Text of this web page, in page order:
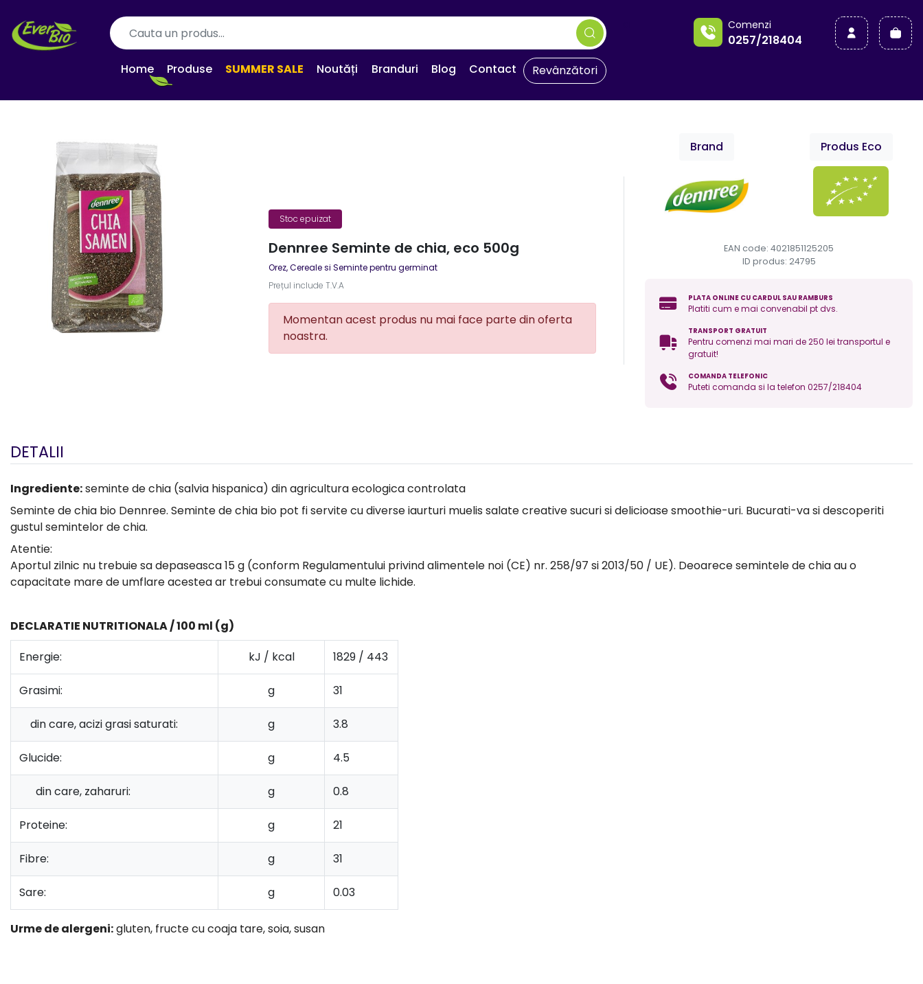
Home Produse SUMMER SALE Noutăți Branduri Blog Contact Revânzători
Comenzi
0257/218404
Stoc epuizat
Dennree Seminte de chia, eco 500g
Orez, Cereale si Seminte pentru germinat
Prețul include T.V.A
Momentan acest produs nu mai face parte din oferta
noastra.
Brand Produs Eco
EAN code: 4021851125205
ID produs: 24795
PLATA ONLINE CU CARDUL SAU RAMBURS
Platiti cum e mai convenabil pt dvs.
TRANSPORT GRATUIT
Pentru comenzi mai mari de 250 lei transportul e
gratuit!
COMANDA TELEFONIC
Puteti comanda si la telefon 0257/218404
DETALII
Ingrediente:seminte de chia (salvia hispanica) din agricultura ecologica controlata
Seminte de chia bio Dennree. Seminte de chia bio pot fi servite cu diverse iaurturi muelis salate creative sucuri si delicioase smoothie-uri. Bucurati-va si descoperiti
gustul semintelor de chia.
Atentie:
Aportul zilnic nu trebuie sa depaseasca 15 g (conform Regulamentului privind alimentele noi (CE) nr. 258/97 si 2013/50 / UE). Deoarece semintele de chia au o
capacitate mare de umflare acestea ar trebui consumate cu multe lichide.
DECLARATIE NUTRITIONALA / 100 ml (g)
Energie:
kJ / kcal 1829 / 443
Grasimi: g 31
din care, acizi grasi saturati: g 3.8
Glucide: g 4.5
din care, zaharuri: g 0.8
Proteine: g 21
Fibre: g 31
Sare: g 0.03
Urme de alergeni:gluten, fructe cu coaja tare, soia, susan